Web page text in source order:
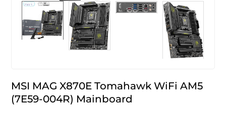
MSI MAG X870E Tomahawk WiFi AM5
(7E59-004R) Mainboard